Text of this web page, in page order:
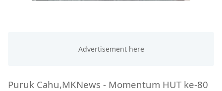
Puruk Cahu,MKNews - Momentum HUT ke-80